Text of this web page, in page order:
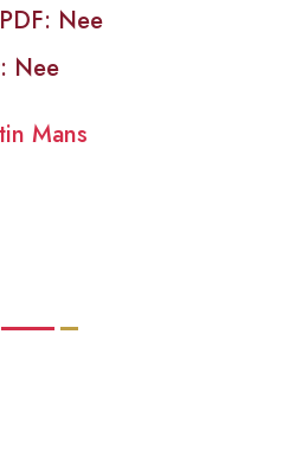
Nee
Nee
Mans